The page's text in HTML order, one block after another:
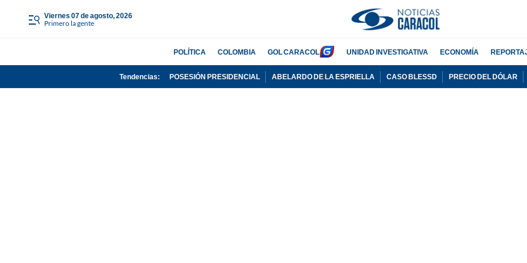
viernes 07 de agosto, 2026
Primero la gente
POLÍTICA COLOMBIA GOL CARACOL UNIDAD INVESTIGATIVA ECONOMÍA
Tendencias: POSESIÓN PRESIDENCIAL ABELARDO DE LA ESPRIELLA CASO BLESSD PRECIO DEL DÓLAR